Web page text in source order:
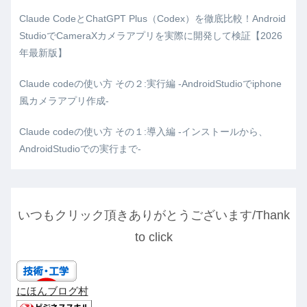
Claude CodeとChatGPT Plus（Codex）を徹底比較！Android
StudioでCameraXカメラアプリを実際に開発して検証【2026
年最新版】
Claude codeの使い方 その２:実行編 -AndroidStudioでiphone
風カメラアプリ作成-
Claude codeの使い方 その１:導入編 -インストールから、
AndroidStudioでの実行まで-
いつもクリック頂きありがとうございます/Thank
to click
にほんブログ村